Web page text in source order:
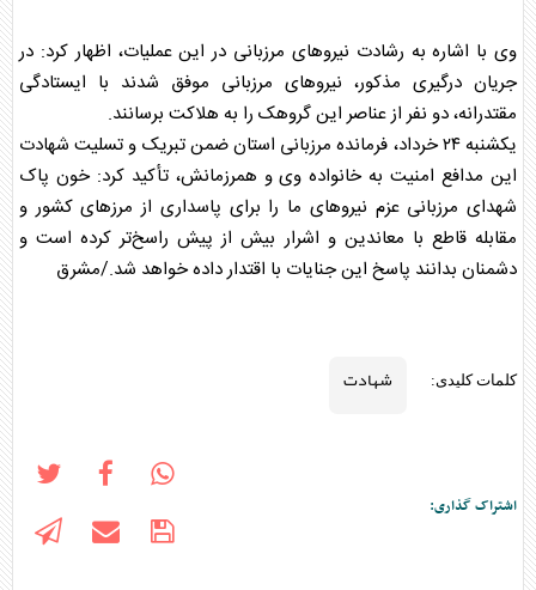
وی با اشاره به رشادت نیروهای مرزبانی در این عملیات، اظهار کرد: در
جریان درگیری مذکور، نیروهای مرزبانی موفق شدند با ایستادگی
مقتدرانه، دو نفر از عناصر این گروهک را به هلاکت برسانند.
یکشنبه ۲۴ خرداد، فرمانده مرزبانی استان ضمن تبریک و تسلیت
شهادت
این مدافع امنیت به خانواده وی و همرزمانش، تأکید کرد: خون پاک
شهدای مرزبانی عزم نیروهای ما را برای پاسداری از مرزهای کشور و
مقابله قاطع با معاندین و اشرار بیش از پیش راسخ‌تر کرده است و
دشمنان بدانند پاسخ این جنایات با اقتدار داده خواهد شد./مشرق
کلمات کلیدی: شهادت
اشتراک گذاری: